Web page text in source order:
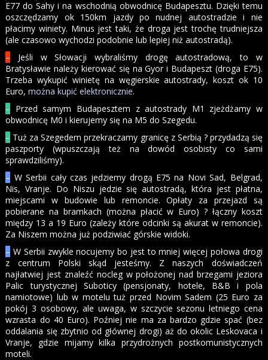
E77 do Sahy i na wschodnią obwodnicę Budapesztu. Dzięki temu
oszczędzamy ok 150km jazdy po nudnej autostradzie i nie
płacimy winiety. Minus jest taki, że droga jest trochę trudniejsza
(ale czasowo wychodzi podobnie lub lepiej niż autostradą).
– Jeśli w Słowacji wybraliśmy drogę autostradową, to w
Bratysławie należy kierować się na Gyor i Budapeszt (droga E75).
Trzeba wykupić winietę na węgierskie autostrady, koszt ok 10
Euro,można kupić elektronicznie.
– Przed samym Budapesztem z autostrady M1 zjeżdżamy w
obwodnicę M0 i kierujemy się na M5 do Szegedu.
– Tuż za Szegedem przekraczamy granicę z Serbią ? przydadzą się
paszporty (wpuszczają też na dowód osobisty co sami
sprawdziliśmy).
– W Serbii cały czas jedziemy drogą E75 na Novi Sad, Belgrad,
Nis, Vranje. Do Niszu jedzie się autostradą, która jest płatna,
miejscami w budowie lub remoncie. Opłaty za przejazd są
pobierane na bramkach (można płacić w Euro) ? łączny koszt
między 13 a 19 Euro (zależy które odcinki są akurat w remoncie).
Za Niszem można już podziwiać górskie widoki.
– W Serbii zwykle nocujemy bo jest to mniej więcej połowa drogi
z centrum Polski skąd jesteśmy. Z naszych doświadczeń
najłatwiej jest znaleźć nocleg w położonej nad brzegami jeziora
Palic turystycznej Suboticy (pensjonaty, hotele, B&B i pola
namiotowe) lub w motelu tuż przed Novim Sadem (25 Euro za
pokój 3 osobowy, ale uwaga, w szczycie sezonu letniego cena
wzrasta do 40 Euro). Poźniej nie ma za bardzo gdzie spać (bez
oddalania się zbytnio od głównej drogi) aż do okolic Leskovaca i
Vranje, gdzie mijamy kilka przydrożnych postkomunistycznych
moteli.